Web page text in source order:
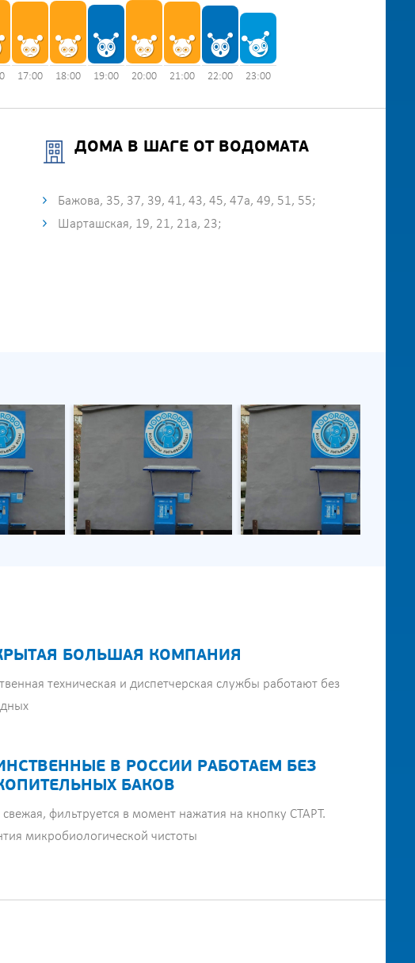
17:00 18:00 19:00 20:00 21:00 22:00 23:00
ДОМА В ШАГЕ ОТ ВОДОМАТА
Бажова, 35, 37, 39, 41, 43, 45, 47а, 49, 51, 55;
Шарташская, 19, 21, 21а, 23;
БОЛЬШАЯ КОМПАНИЯ
техническая и диспетчерская службы работают без
В РОССИИ РАБОТАЕМ БЕЗ
БАКОВ
свежая, фильтруется в момент нажатия на кнопку СТАРТ.
микробиологической чистоты